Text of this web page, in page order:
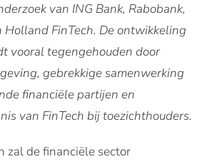
van ING Bank, Rabobank,
Holland FinTech. De ontwikkeling
vooral tegengehouden door
gebrekkige samenwerking
financiële partijen en
van FinTech bij toezichthouders.
zal de financiële sector